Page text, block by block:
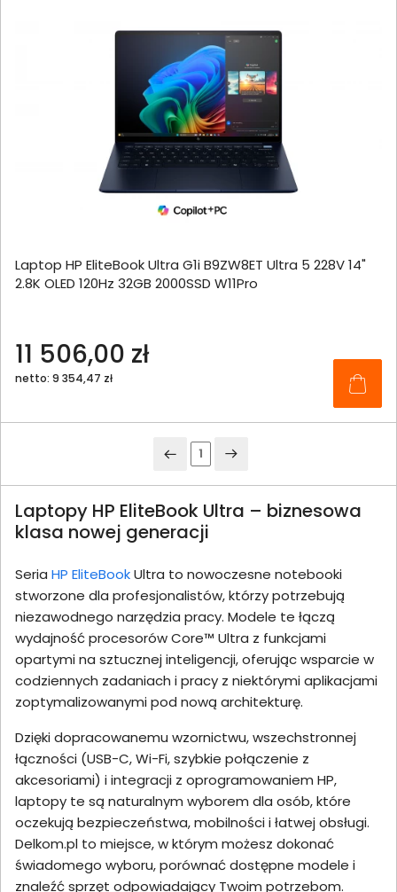
Laptop HP EliteBook Ultra G1i B9ZW8ET Ultra 5 228V 14"
2.8K OLED 120Hz 32GB 2000SSD W11Pro
11 506,00 zł
netto: 9 354,47 zł
1
Laptopy HP EliteBook Ultra – biznesowa
klasa nowej generacji
Seria HP EliteBookUltra to nowoczesne notebooki
stworzone dla profesjonalistów, którzy potrzebują
niezawodnego narzędzia pracy. Modele te łączą
wydajność procesorów Core™ Ultra z funkcjami
opartymi na sztucznej inteligencji, oferując wsparcie w
codziennych zadaniach i pracy z niektórymi aplikacjami
zoptymalizowanymi pod nową architekturę.
Dzięki dopracowanemu wzornictwu, wszechstronnej
łączności (USB-C, Wi-Fi, szybkie połączenie z
akcesoriami) i integracji z oprogramowaniem HP,
laptopy te są naturalnym wyborem dla osób, które
oczekują bezpieczeństwa, mobilności i łatwej obsługi.
Delkom.pl to miejsce, w którym możesz dokonać
świadomego wyboru, porównać dostępne modele i
znaleźć sprzęt odpowiadający Twoim potrzebom.